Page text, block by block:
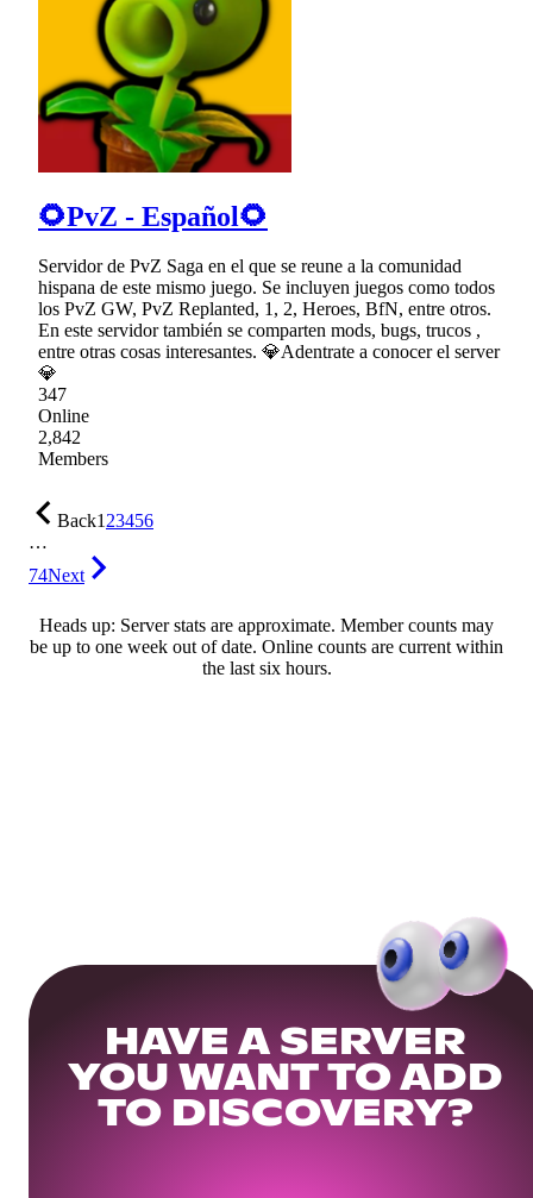
🌻PvZ - Español🌻
Servidor de PvZ Saga en el que se reune a la comunidad
hispana de este mismo juego. Se incluyen juegos como todos
los PvZ GW, PvZ Replanted, 1, 2, Heroes, BfN, entre otros.
En este servidor también se comparten mods, bugs, trucos ,
entre otras cosas interesantes. 💎Adentrate a conocer el server
💎
347
Online
2,842
Members
Back123456
…
74Next
Heads up: Server stats are approximate. Member counts may
be up to one week out of date. Online counts are current within
the last six hours.
HAVE A SERVER
YOU WANT TO ADD
TO DISCOVERY?